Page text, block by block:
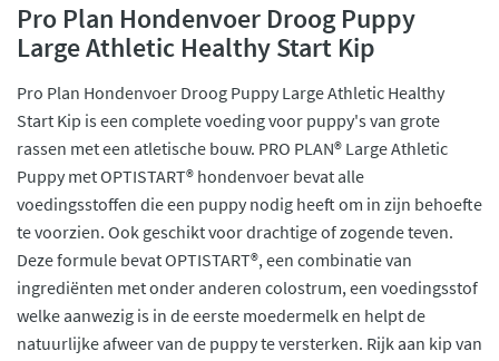
Pro Plan Hondenvoer Droog Puppy
Large Athletic Healthy Start Kip
Pro Plan Hondenvoer Droog Puppy Large Athletic Healthy
Start Kip is een complete voeding voor puppy's van grote
rassen met een atletische bouw. PRO PLAN® Large Athletic
Puppy met OPTISTART® hondenvoer bevat alle
voedingsstoffen die een puppy nodig heeft om in zijn behoefte
te voorzien. Ook geschikt voor drachtige of zogende teven.
Deze formule bevat OPTISTART®, een combinatie van
ingrediënten met onder anderen colostrum, een voedingsstof
welke aanwezig is in de eerste moedermelk en helpt de
natuurlijke afweer van de puppy te versterken. Rijk aan kip van